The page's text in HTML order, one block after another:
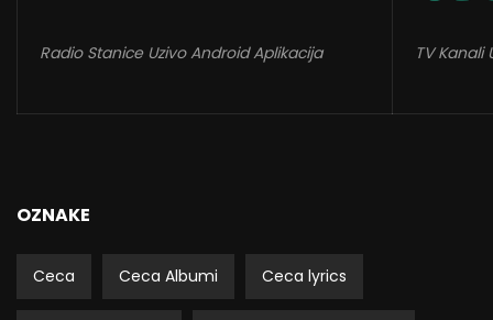
Radio Stanice Uzivo Android Aplikacija TV Kanali
OZNAKE
Ceca Ceca Albumi Ceca lyrics